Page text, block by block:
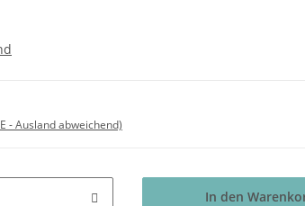
- Ausland abweichend)
In den